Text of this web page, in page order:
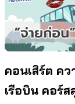
คอนเสิร์ต คว
เรือบิน คอร์